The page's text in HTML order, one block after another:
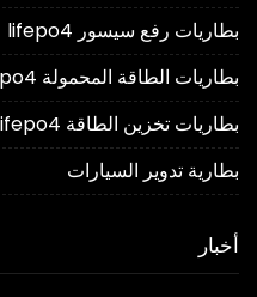
بطاريات رفع سيسور lifepo4
بطاريات الطاقة المحمولة lifepo4
بطاريات تخزين الطاقة lifepo4
بطارية تدوير السيارات
أخبار